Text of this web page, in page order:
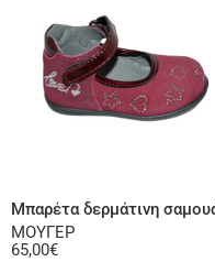
ΜΟΥΓΕΡ
65,00€